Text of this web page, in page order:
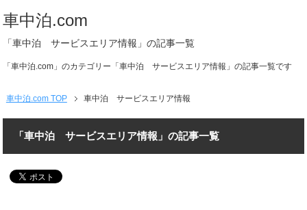
車中泊.com
「車中泊 サービスエリア情報」の記事一覧
「車中泊.com」のカテゴリー「車中泊 サービスエリア情報」の記事一覧です
車中泊.com TOP 車中泊 サービスエリア情報
「車中泊 サービスエリア情報」の記事一覧